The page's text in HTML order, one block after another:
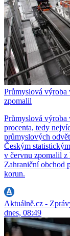
Průmyslová výroba
zpomalil
Průmyslová výroba
procenta, tedy
průmyslových
Českým
v červnu zpomalil z
Zahraniční obchod
korun.
Aktuálně.cz -
dnes, 08:49